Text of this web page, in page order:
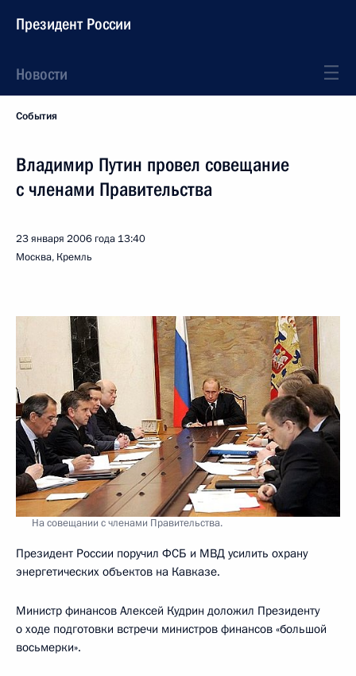
Президент России
Новости
События
Владимир Путин провел совещание
с членами Правительства
23 января 2006 года 13:40
Москва, Кремль
На совещании с членами Правительства.
Президент России поручил ФСБ и МВД усилить охрану
энергетических объектов на Кавказе.
Министр финансов Алексей Кудрин доложил Президенту
о ходе подготовки встречи министров финансов «большой
восьмерки».